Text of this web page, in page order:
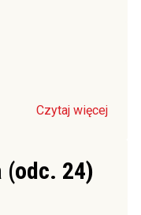
Czytaj więcej
(odc. 24)